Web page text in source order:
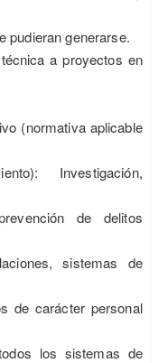
pudieran generarse.
a proyectos en
(normativa aplicable
Investigación,
de delitos
sistemas de
de carácter personal
los sistemas de